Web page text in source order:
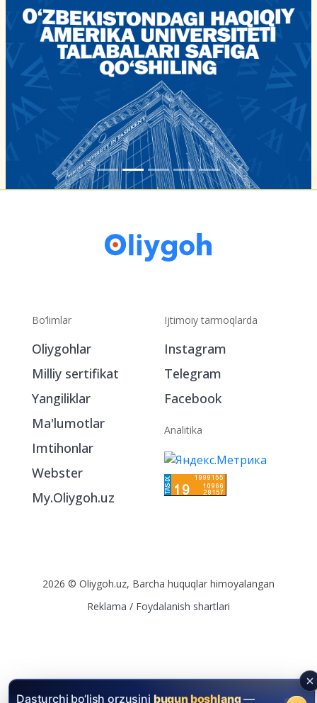
Bo‘limlar
Oliygohlar
Milliy sertifikat
Yangiliklar
Ma'lumotlar
Imtihonlar
Webster
My.Oliygoh.uz
Ijtimoiy tarmoqlarda
Instagram
Telegram
Facebook
Analitika
2026 © Oliygoh.uz, Barcha huquqlar himoyalangan
Reklama / Foydalanish shartlari
Dasturchi bo‘lish orzusini bugun boshlang —